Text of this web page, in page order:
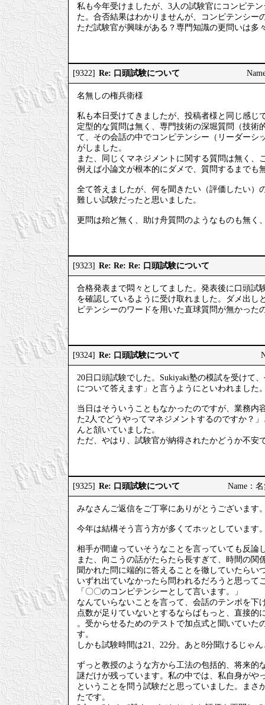
私も今年受けましたが、3人の試験官にコンピテ
た。合否結果はわかりませんが、コンピテンシー
ただ試験官が興味がある？専門知識の更問いは多
[9322] Re: 口頭試験について
名無しの権兵衛様
私も本日受けてきましたが、投稿者様と同じ感じ
定型的な質問は無く、専門技術の深堀質問（技
て、その会話の中でコンピテンシー（リーダーシ
がしました。
また、同じくマネジメントに関する質問は無く、
例えば小論文が根本的にダメで、質問するまでも
全て答えましたが、何を聞きたい（評価したい）
難しい試験だったと思いました。
更問は殆ど無く、助け舟質問のようなものも無く
[9323] Re: Re: Re: 口頭試験について
合格発表まで悶々としてました。発表後に口頭試
を確認しているように受け取れました。ダメ出
ピテンシーのワードを用いた直球質問が無かった
[9324] Re: 口頭試験について
20日口頭試験でした。Sukiyaki塾の模試を受けて
について答えます」と言うようにといわれました
当日はそういうこともなかったのですが、業務内
た2人でどうやってマネジメントするのですか？
んと頷いていました。
ただ、やはり、試験官が納得されたかどうか不安
[9325] Re: 口頭試験について Name：
みなさんご返信をご丁寧にありがとうございます
今年は結構そう言う方が多くてホッとしています
相手が間違っていそうなことを言っていても反論
また、向こうの話がたらたら長すぎて、時間の
聞かれた問に端的に答えることを徹していたらい
いずれ出ていなかったら問われるだろうと思って
「〇〇のコンピテンシーとして言います。」
なんていらないことを言って、会話のテンポを
点数が足りていないとするならばもっと、直接的
。受からせるためのテストで加点式と聞いてい
す。
しかも試験時間は21、22分。あと8分聞けるじゃ
ずっと教授のような方から工法の包括的、将来的
謎だけが残っています。私の中では、私自身がや
ということを問う試験だと思っていました。ま
たです。